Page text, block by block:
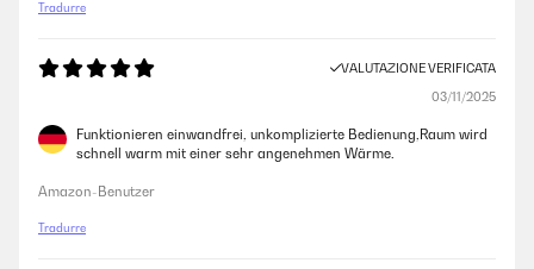
Tradurre
VALUTAZIONE VERIFICATA
03/11/2025
Funktionieren einwandfrei, unkomplizierte Bedienung,Raum wird
schnell warm mit einer sehr angenehmen Wärme.
Amazon-Benutzer
Tradurre